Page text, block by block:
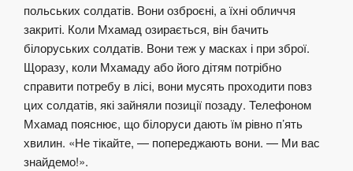
польських солдатів. Вони озброєні, а їхні обличчя
закриті. Коли Мхамад озирається, він бачить
білоруських солдатів. Вони теж у масках і при зброї.
Щоразу, коли Мхамаду або його дітям потрібно
справити потребу в лісі, вони мусять проходити повз
цих солдатів, які зайняли позиції позаду. Телефоном
Мхамад пояснює, що білоруси дають їм рівно п’ять
хвилин. «Не тікайте, — попереджають вони. — Ми вас
знайдемо!».